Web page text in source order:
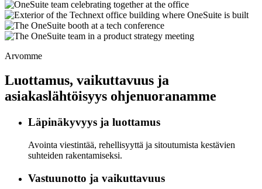
Arvomme
Luottamus, vaikuttavuus ja
asiakaslähtöisyys ohjenuoranamme
Läpinäkyvyys ja luottamus
Avointa viestintää, rehellisyyttä ja sitoutumista kestävien
suhteiden rakentamiseksi.
Vastuunotto ja vaikuttavuus